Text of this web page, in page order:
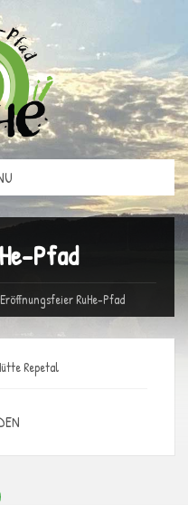
Pfad
Eröffnungsfeier RuHe-Pfad
Repetal